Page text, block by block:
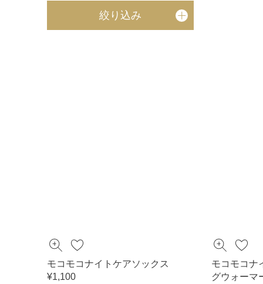
タオル・ヘアバンド絞り込み
モコモコナイトケアソックス
¥1,100
モコモコナ
グウォーマ